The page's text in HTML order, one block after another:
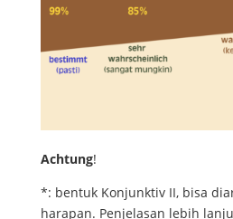
Achtung!
*: bentuk Konjunktiv II, bisa
harapan. Penjelasan lebih